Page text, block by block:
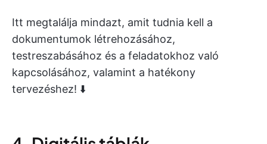
Itt megtalálja mindazt, amit tudnia kell a
dokumentumok létrehozásához,
testreszabásához és a feladatokhoz való
kapcsolásához, valamint a hatékony
tervezéshez! ⬇️